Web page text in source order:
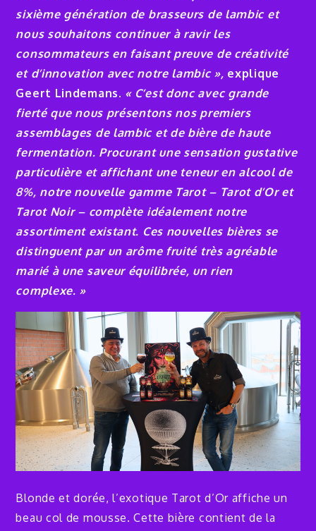
sixième génération de brasseurs de lambic et
nous souhaitons continuer à ravir les
consommateurs en faisant preuve de créativité
et d’innovation avec notre lambic », explique
Geert Lindemans. « C’est donc avec grande
fierté que nous présentons nos premiers
assemblages de lambic et de bière de haute
fermentation. Procurant une sensation gustative
particulière et affichant une teneur en alcool de
8%, notre nouvelle gamme Tarot – Tarot d’Or et
Tarot Noir – complète idéalement notre
assortiment existant. Ces nouvelles bières se
distinguent par un arôme fruité très agréable
marié à une saveur équilibrée, un rien
complexe. » ​ ​ ​
Blonde et dorée, l’exotique Tarot d’Or affiche un
beau col de mousse. Cette bière contient de la